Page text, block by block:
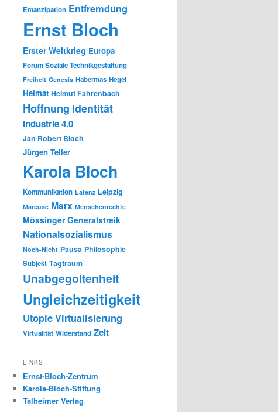
Emanzipation Entfremdung
Ernst Bloch
Erster Weltkrieg Europa
Forum Soziale Technikgestaltung
Freiheit Genesis Habermas Hegel
Heimat Helmut Fahrenbach
Hoffnung Identität
Industrie 4.0
Jan Robert Bloch
Jürgen Teller
Karola Bloch
Kommunikation Latenz Leipzig
Marcuse Marx Menschenrechte
Mössinger Generalstreik
Nationalsozialismus
Noch-Nicht Pausa Philosophie
Subjekt Tagtraum
Unabgegoltenheit
Ungleichzeitigkeit
UtopieVirtualisierung
Virtualität Widerstand Zeit
LINKS
Ernst-Bloch-Zentrum
Karola-Bloch-Stiftung
Talheimer Verlag